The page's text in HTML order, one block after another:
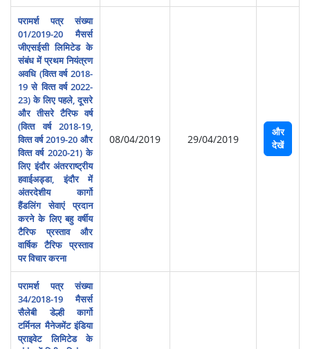
परामर्श पत्र संख्‍या
01/2019-20 मैसर्स
जीएसईसी लिमिटेड के
संबंध में प्रथम नियंत्रण
अवधि (वित्‍त वर्ष 2018-
19 से वित्‍त वर्ष 2022-
23) के लिए पहले, दूसरे
और तीसरे टैरिफ वर्ष
(वित्‍त वर्ष 2018-19,
वित्‍त वर्ष 2019-20 और
वित्‍त वर्ष 2020-21) के
लिए इंदौर अंतरराष्‍ट्रीय
हवाईअड्डा, इंदौर में
अंतरदेशीय कार्गो
हैंडलिंग सेवाएं प्रदान
करने के लिए बहु वर्षीय
टैरिफ प्रस्‍ताव और
वार्षिक टैरिफ प्रस्‍ताव
पर विचार करना
08/04/2019 29/04/2019
और
देखें
परामर्श पत्र संख्‍या
34/2018-19 मैसर्स
सैलेबी डेल्ही कार्गो
टर्मिनल मैनेजमेंट इं‍डिया
प्राइवेट लिमिटेड के